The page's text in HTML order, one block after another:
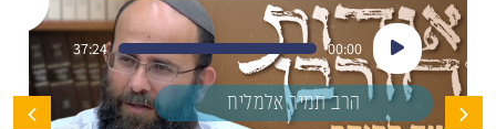
נגן
אודיו
00:00
37:24
הרב תמיר אלמליח